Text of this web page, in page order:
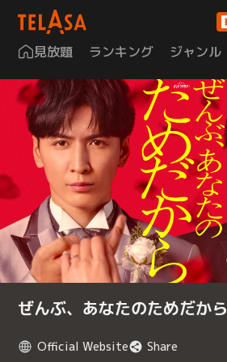
見放題 ランキング ジャンル
ぜんぶ、あなたのためだから
Official Website Share